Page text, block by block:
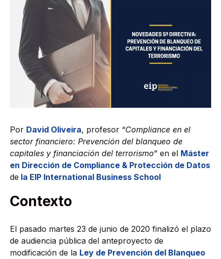
Por David Oliveira, profesor “Compliance en el
sector financiero: Prevención del blanqueo de
capitales y financiación del terrorismo” en el Máster
en Dirección de Compliance & Protección de Datos
de la EIP International Business School
Contexto
El pasado martes 23 de junio de 2020 finalizó el plazo
de audiencia pública del anteproyecto de
modificación de la Ley de Prevención del Blanqueo